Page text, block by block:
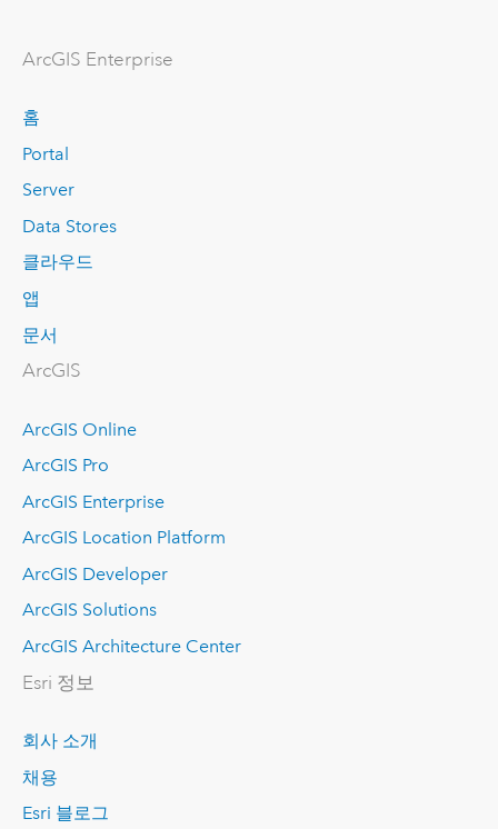
ArcGIS Enterprise
홈
Portal
Server
Data Stores
클라우드
앱
문서
ArcGIS
ArcGIS Online
ArcGIS Pro
ArcGIS Enterprise
ArcGIS Location Platform
ArcGIS Developer
ArcGIS Solutions
ArcGIS Architecture Center
Esri 정보
회사 소개
채용
Esri 블로그